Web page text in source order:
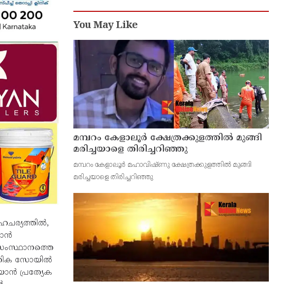
സോയിൽ
പ്രത്യേക
You May Like
മമ്പറം കേളാലൂർ ക്ഷേത്രക്കുളത്തിൽ മുങ്ങി
മരിച്ചയാളെ തിരിച്ചറിഞ്ഞു
മമ്പറം കേളാലൂർ മഹാവിഷ്‌ണു ക്ഷേത്രക്കുളത്തിൽ മുങ്ങി
മരിച്ചയാളെ തിരിച്ചറിഞ്ഞു